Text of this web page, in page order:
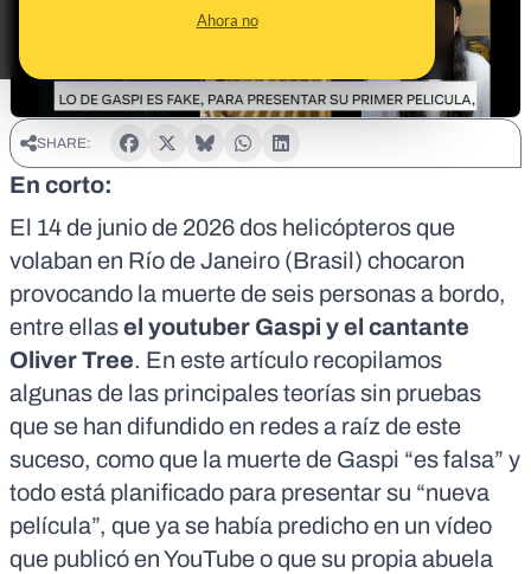
Ahora no
SHARE:
En corto:
El 14 de junio de 2026dos helicópteros que
volaban en Río de Janeiro (Brasil) chocaron
provocando la muerte de seis personas a bordo,
entre ellasel youtuber Gaspi y el cantante
Oliver Tree. En este artículo recopilamos
algunas de las principales teorías sin pruebas
que se han difundido en redes a raíz de este
suceso, como que la muerte de Gaspi “es falsa” y
todo está planificado para presentar su “nueva
película”, que ya se había predicho en un vídeo
que publicó en YouTube o que su propia abuela